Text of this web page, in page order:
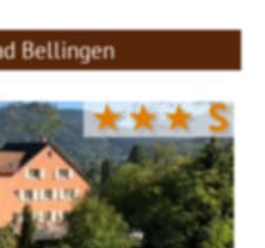
Bellingen
★★★S